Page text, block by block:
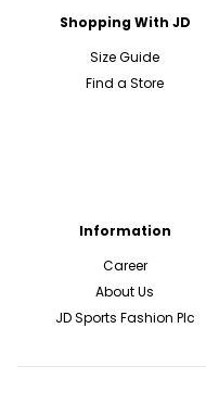
Shopping With JD
Size Guide
Find a Store
Information
Career
About Us
JD Sports Fashion Plc